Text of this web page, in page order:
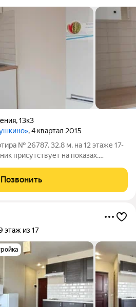
,13к3
, 4 квартал 2015
№ 26787, 32.8 м, на 12 этаже 17-
присутствует на показах.
условиям проживания: можно с
Позвонить
этаж из 17